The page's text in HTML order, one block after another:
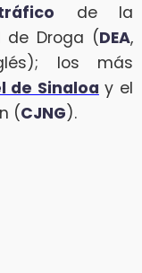
de la
de Droga (DEA,
los más
de Sinaloa y el
(CJNG).